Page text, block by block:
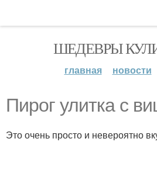
ШЕДЕВРЫ
главная новости
Пирог улитка с
Это очень просто и невероятно